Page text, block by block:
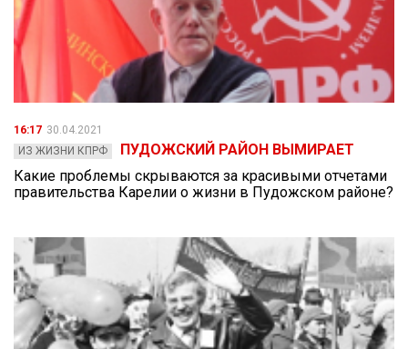
16:17 30.04.2021
ИЗ ЖИЗНИ КПРФ
ПУДОЖСКИЙ РАЙОН ВЫМИРАЕТ
Какие проблемы скрываются за красивыми отчетами
правительства Карелии о жизни в Пудожском районе?